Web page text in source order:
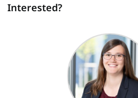
Interested?